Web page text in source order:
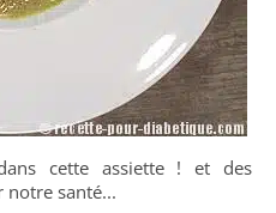
notre santé...